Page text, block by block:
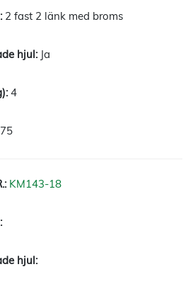
2 fast 2 länk med broms
Ja
4
75
KM143-18